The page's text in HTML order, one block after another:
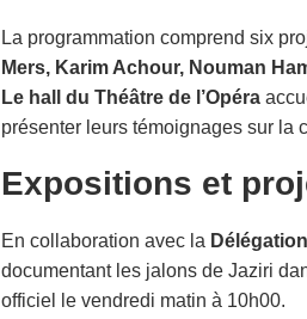
La programmation comprend six
Mers, Karim Achour, Nouman
Le hall du Théâtre de l’Opéra
présenter leurs témoignages sur la
Expositions et
En collaboration avec la
documentant les jalons de Jaziri
officiel le vendredi matin à 10h00.